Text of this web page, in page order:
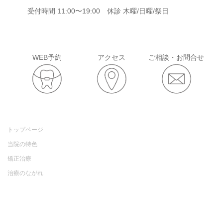
受付時間 11:00〜19:00 休診 木曜/日曜/祭日
WEB予約 アクセス ご相談・お問合せ
トップページ
当院の特色
矯正治療
治療のながれ